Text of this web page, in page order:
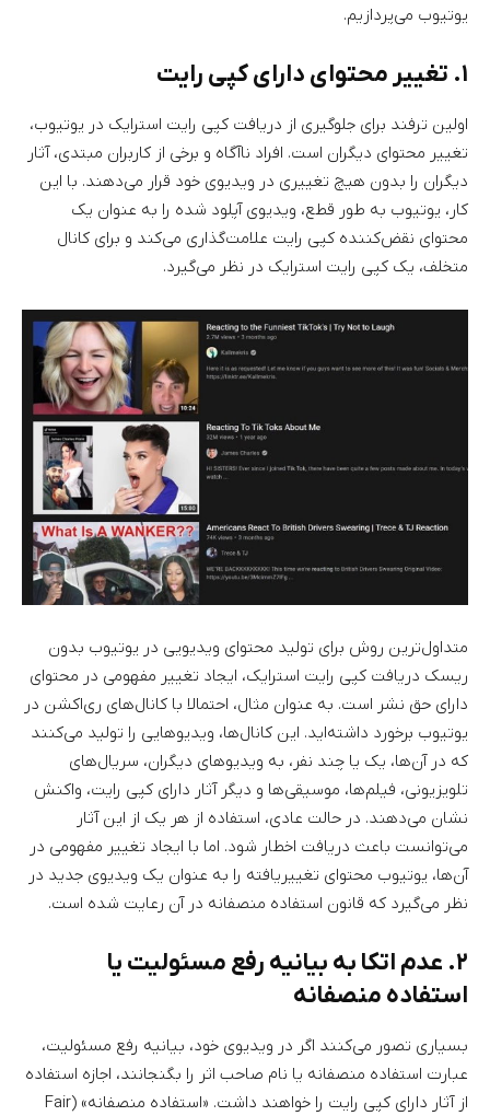
یوتیوب می‌پردازیم.
۱. تغییر محتوای دارای کپی رایت
اولین ترفند برای جلوگیری از دریافت کپی رایت استرایک در یوتیوب،
تغییر محتوای دیگران است. افراد ناآگاه و برخی از کاربران مبتدی، آثار
دیگران را بدون هیچ تغییری در ویدیوی خود قرار می‌دهند. با این
کار، یوتیوب به طور قطع، ویدیوی آپلود شده را به عنوان یک
محتوای نقض‌کننده کپی رایت علامت‌گذاری می‌کند و برای کانال
متخلف، یک کپی رایت استرایک در نظر می‌گیرد.
متداول‌ترین روش برای تولید محتوای ویدیویی در یوتیوب بدون
ریسک دریافت کپی رایت استرایک، ایجاد تغییر مفهومی در محتوای
دارای حق نشر است. به عنوان مثال، احتمالا با کانال‌های ری‌اکشن در
یوتیوب برخورد داشته‌اید. این کانال‌ها، ویدیوهایی را تولید می‌کنند
که در آن‌ها، یک یا چند نفر، به ویدیوهای دیگران، سریال‌های
تلویزیونی، فیلم‌ها، موسیقی‌ها و دیگر آثار دارای کپی رایت، واکنش
نشان می‌دهند. در حالت عادی، استفاده از هر یک از این آثار
می‌توانست باعث دریافت اخطار شود. اما با ایجاد تغییر مفهومی در
آن‌ها، یوتیوب محتوای تغییریافته را به عنوان یک ویدیوی جدید در
نظر می‌گیرد که قانون استفاده منصفانه در آن رعایت شده است.
۲. عدم اتکا به بیانیه رفع مسئولیت یا
استفاده منصفانه
بسیاری تصور می‌کنند اگر در ویدیوی خود، بیانیه رفع مسئولیت،
عبارت استفاده منصفانه یا نام صاحب اثر را بگنجانند، اجازه استفاده
از آثار دارای کپی رایت را خواهند داشت. «استفاده منصفانه» (Fair